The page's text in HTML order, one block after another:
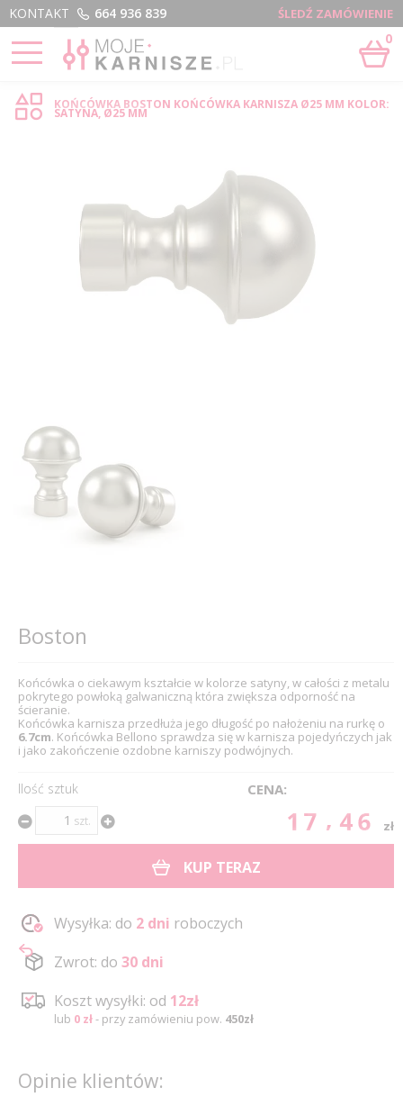
Menu
KONTAKT ŚLEDŹ ZAMÓWIENIE
664 936 839
0
STRONA GŁÓWNA › BOSTON - SKLEP INTERNETOWY
KOŃCÓWKA BOSTON KOŃCÓWKA KARNISZA Ø25 MM KOLOR:
SATYNA, Ø25 MM
Boston
Końcówka o ciekawym kształcie w kolorze satyny, w całości z metalu
pokrytego powłoką galwaniczną która zwiększa odporność na
ścieranie.
Końcówka karnisza przedłuża jego długość po nałożeniu na rurkę o
6.7cm. Końcówka Bellono sprawdza się w karnisza pojedyńczych jak
i jako zakończenie ozdobne karniszy podwójnych.
Ilość sztuk
szt.
CENA:
17.46 zł
KUP TERAZ
Wysyłka: do 2 dni roboczych
Zwrot: do 30 dni
Koszt wysyłki: od 12zł
lub 0 zł- przy zamówieniu pow. 450zł
Opinie klientów: